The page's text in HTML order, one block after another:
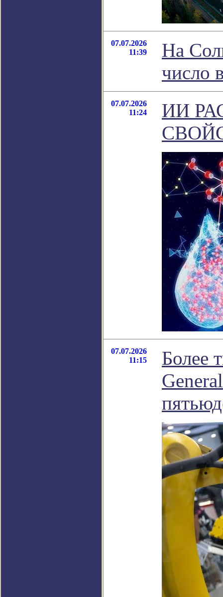
07.07.2026
11:39
На
число
07.07.2026
11:24
ИИ
07.07.2026
11:15
Более